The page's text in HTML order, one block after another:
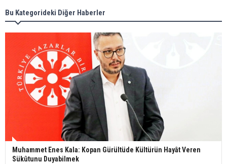
Bu Kategorideki Diğer Haberler
Muhammet Enes Kala: Kopan Gürültüde Kültürün Hayât Veren
Sükûtunu Duyabilmek